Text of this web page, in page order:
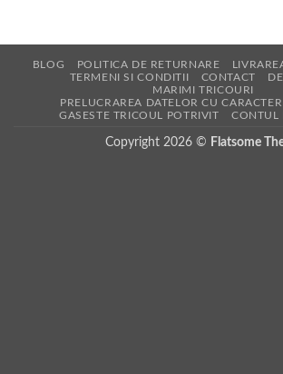
75,00 lei
BLOG POLITICA DE RETURNARE
TERMENI SI CONDITII
CONTACT
MARIMI TRICOURI
PRELUCRAREA DATELOR CU CARACTER
GASESTE TRICOUL POTRIVIT
CONTUL
Copyright 2026 © Flatsome